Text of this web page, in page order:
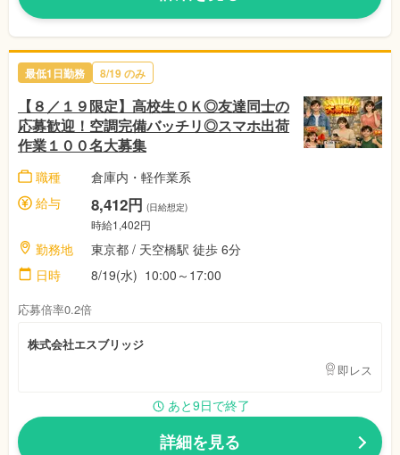
最低1日勤務 8/19 のみ
【８／１９限定】高校生ＯＫ◎友達同士の
応募歓迎！空調完備バッチリ◎スマホ出荷
作業１００名大募集
職種
倉庫内・軽作業系
給与
8,412円 (日給想定)
時給1,402円
勤務地
東京都 / 天空橋駅 徒歩 6分
日時
8/19(水) 10:00～17:00
応募倍率0.2倍
株式会社エスブリッジ
即レス
あと9日で終了
詳細を見る